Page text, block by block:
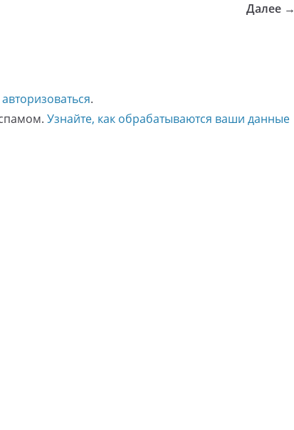
Далее →
авторизоваться.
Узнайте, как обрабатываются ваши данные